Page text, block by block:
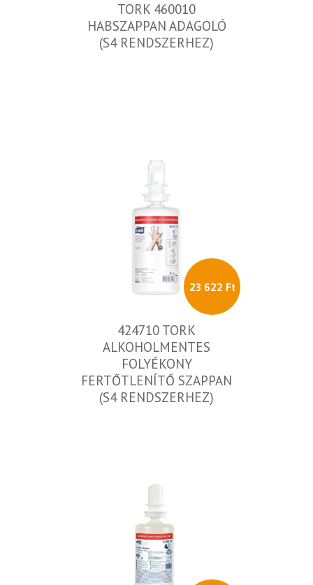
TORK 460010
HABSZAPPAN ADAGOLÓ
(S4 RENDSZERHEZ)
23 622 Ft
424710 TORK
ALKOHOLMENTES
FOLYÉKONY
FERTŐTLENÍTŐ SZAPPAN
(S4 RENDSZERHEZ)